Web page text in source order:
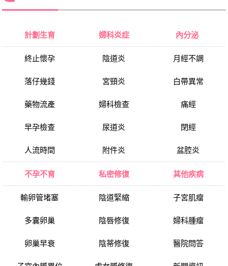
計劃生育
終止懷孕
落仔幾錢
藥物流產
早孕檢查
人流時間
婦科炎症
陰道炎
宮頸炎
婦科檢查
尿道炎
附件炎
內分泌
月經不調
白帶異常
痛經
閉經
盆腔炎
不孕不育
輸卵管堵塞
多囊卵巢
卵巢早衰
私密修復
陰道緊縮
陰唇修復
陰蒂修復
其他疾病
子宮肌瘤
婦科腫瘤
醫院問答